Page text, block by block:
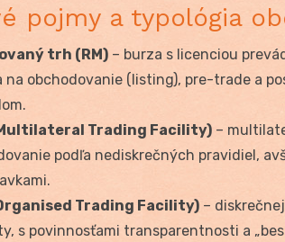
pojmy a typológia
trh (RM) – burza s licenciou
na obchodovanie (listing), pre-trade a
Trading Facility) –
podľa nediskrečných pravidiel,
Trading Facility) –
s povinnosťami transparentnosti a